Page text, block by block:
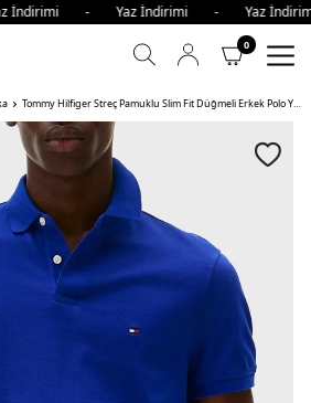
- Yaz İndirimi - Yaz
0
Tommy Hilfiger Streç Pamuklu Slim Fit Düğmeli Erkek Polo Yaka T Shirt SAKS